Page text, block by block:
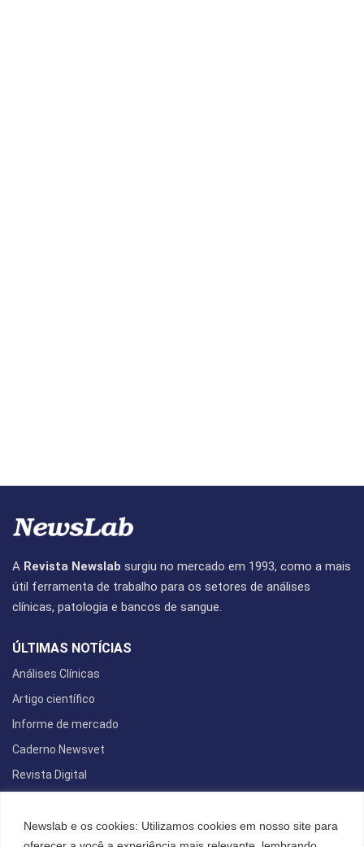
Newslab e os cookies: Utilizamos cookies em nosso site para
A Revista Newslab surgiu no mercado em 1993, como a mais
útil ferramenta de trabalho para os setores de análises
clínicas, patologia e bancos de sangue.
ÚLTIMAS NOTÍCIAS
Análises Clínicas
Artigo científico
Informe de mercado
Caderno Newsvet
Revista Digital